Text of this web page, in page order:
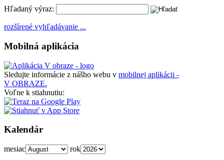
Hľadaný výraz:
rozšírené vyhľadávanie ...
Mobilná aplikácia
Sledujte informácie z nášho webu v mobilnej aplikácii -
V OBRAZE.
Voľne k stiahnutiu:
Kalendár
mesiac rok